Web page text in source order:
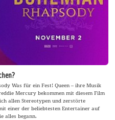
Was für ein Fest! Queen – ihre Musik
Mercury bekommen mit diesem Film
allen Stereotypen und zerstörte
einer der beliebtesten Entertainer auf
alles begann.